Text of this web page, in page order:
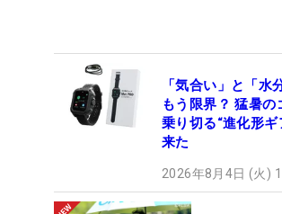
「気合い」と「水
もう限界？ 猛暑の
乗り切る“進化形
来た
2026年8月4日 (火)